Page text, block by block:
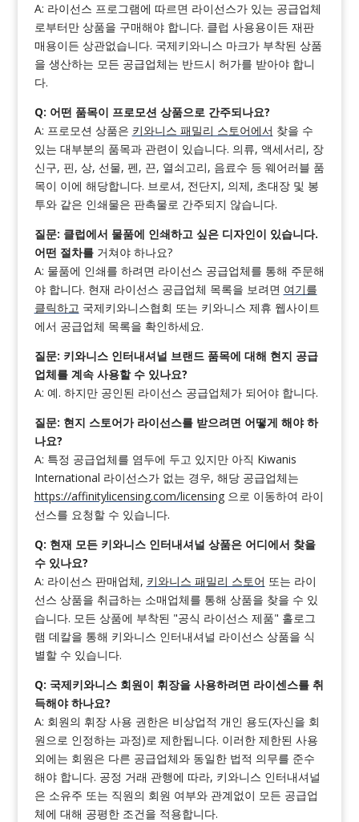
A: 라이선스 프로그램에 따르면 라이선스가 있는 공급업체
로부터만 상품을 구매해야 합니다. 클럽 사용용이든 재판
매용이든 상관없습니다. 국제키와니스 마크가 부착된 상품
을 생산하는 모든 공급업체는 반드시 허가를 받아야 합니
다.
Q: 어떤 품목이 프로모션 상품으로 간주되나요?
A: 프로모션 상품은 키와니스 패밀리 스토어에서 찾을 수
있는 대부분의 품목과 관련이 있습니다. 의류, 액세서리, 장
신구, 핀, 상, 선물, 펜, 끈, 열쇠고리, 음료수 등 웨어러블 품
목이 이에 해당합니다. 브로셔, 전단지, 의제, 초대장 및 봉
투와 같은 인쇄물은 판촉물로 간주되지 않습니다.
질문: 클럽에서 물품에 인쇄하고 싶은 디자인이 있습니다.
어떤 절차를거쳐야 하나요?
A: 물품에 인쇄를 하려면 라이선스 공급업체를 통해 주문해
야 합니다. 현재 라이선스 공급업체 목록을 보려면 여기를
클릭하고 국제키와니스협회 또는 키와니스 제휴 웹사이트
에서 공급업체 목록을 확인하세요.
질문: 키와니스 인터내셔널 브랜드 품목에 대해 현지 공급
업체를 계속 사용할 수 있나요?
A: 예. 하지만 공인된 라이선스 공급업체가 되어야 합니다.
질문: 현지 스토어가 라이선스를 받으려면 어떻게 해야 하
나요?
A: 특정 공급업체를 염두에 두고 있지만 아직 Kiwanis
International 라이선스가 없는 경우, 해당 공급업체는
https://affinitylicensing.com/licensing으로 이동하여 라이
선스를 요청할 수 있습니다.
Q: 현재 모든 키와니스 인터내셔널 상품은 어디에서 찾을
수 있나요?
A: 라이선스 판매업체, 키와니스 패밀리 스토어 또는 라이
선스 상품을 취급하는 소매업체를 통해 상품을 찾을 수 있
습니다. 모든 상품에 부착된 "공식 라이선스 제품" 홀로그
램 데칼을 통해 키와니스 인터내셔널 라이선스 상품을 식
별할 수 있습니다.
Q: 국제키와니스 회원이 휘장을 사용하려면 라이센스를 취
득해야 하나요?
A: 회원의 휘장 사용 권한은 비상업적 개인 용도(자신을 회
원으로 인정하는 과정)로 제한됩니다. 이러한 제한된 사용
외에는 회원은 다른 공급업체와 동일한 법적 의무를 준수
해야 합니다. 공정 거래 관행에 따라, 키와니스 인터내셔널
은 소유주 또는 직원의 회원 여부와 관계없이 모든 공급업
체에 대해 공평한 조건을 적용합니다.